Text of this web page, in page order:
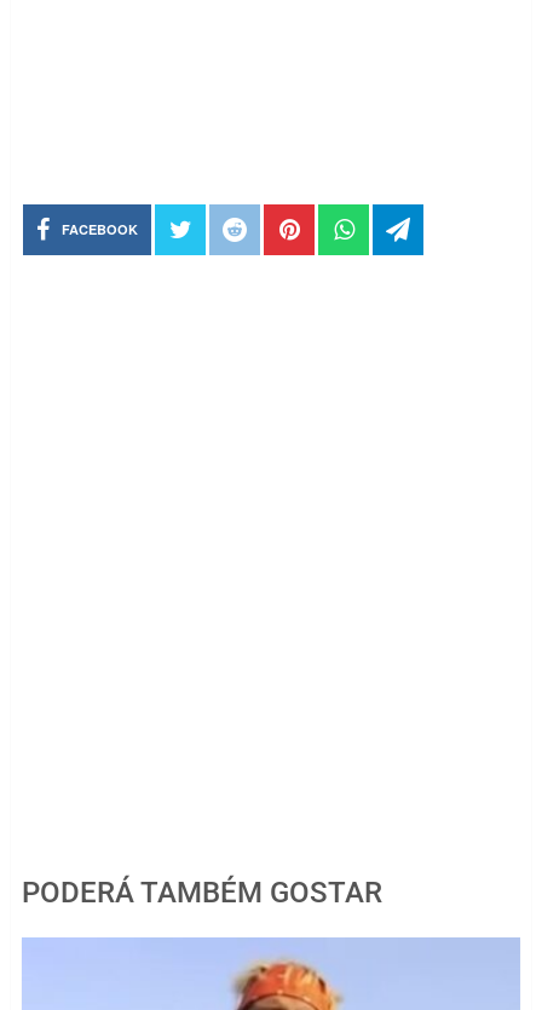
FACEBOOK
PODERÁ TAMBÉM GOSTAR